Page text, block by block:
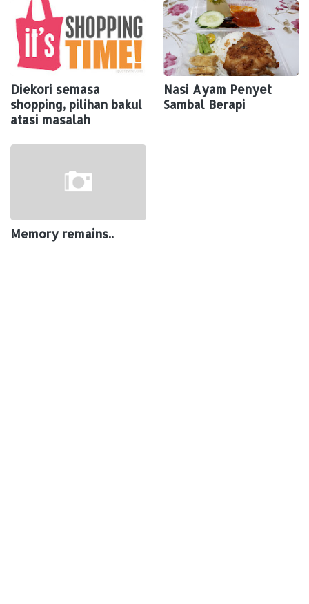
Diekori semasa
shopping, pilihan bakul
atasi masalah
Nasi Ayam Penyet
Sambal Berapi
Memory remains..